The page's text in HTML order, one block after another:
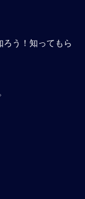
ろう！知ってもら